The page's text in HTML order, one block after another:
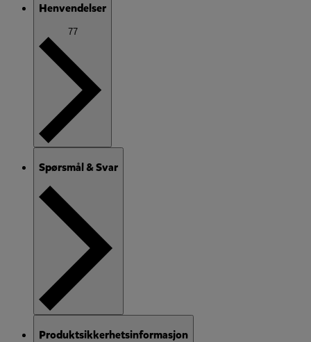
Henvendelser
77
Spørsmål & Svar
Produktsikkerhetsinformasjon